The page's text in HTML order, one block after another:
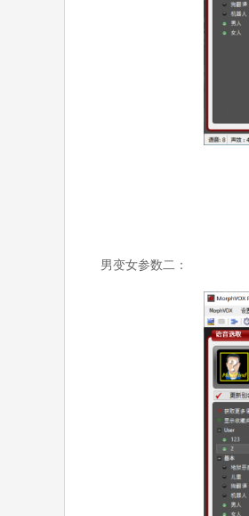
男变女参数二：